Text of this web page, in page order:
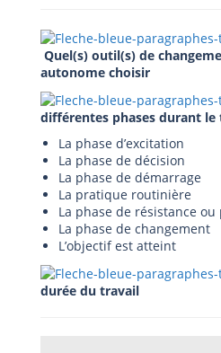
Quel(s) outil(s) de
autonome choisir
différentes phases durant
La phase d’excitation
La phase de décision
La phase de démarrage
La pratique routinière
La phase de résistance
La phase de changement
L’objectif est atteint
durée du travail